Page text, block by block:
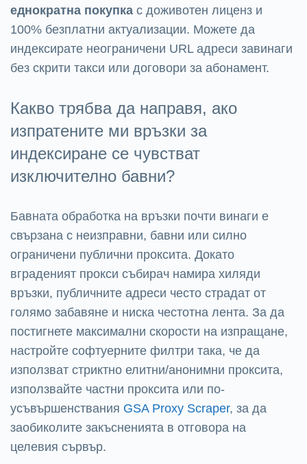
еднократна покупка с доживотен лиценз и
100% безплатни актуализации. Можете да
индексирате неограничени URL адреси завинаги
без скрити такси или договори за абонамент.
Какво трябва да направя, ако
изпратените ми връзки за
индексиране се чувстват
изключително бавни?
Бавната обработка на връзки почти винаги е
свързана с неизправни, бавни или силно
ограничени публични проксита. Докато
вграденият прокси събирач намира хиляди
връзки, публичните адреси често страдат от
голямо забавяне и ниска честотна лента. За да
постигнете максимални скорости на изпращане,
настройте софтуерните филтри така, че да
използват стриктно елитни/анонимни проксита,
използвайте частни проксита или по-
усъвършенствания GSA Proxy Scraper, за да
заобиколите закъсненията в отговора на
целевия сървър.